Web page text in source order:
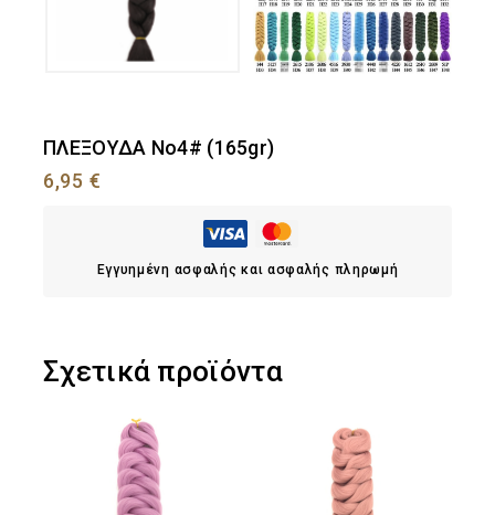
ΠΛΕΞΟΥΔΑ Νο4# (165gr)
6,95 €
Εγγυημένη ασφαλής και ασφαλής πληρωμή
Σχετικά προϊόντα